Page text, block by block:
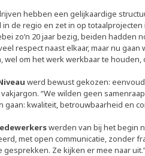
hebben een gelijkaardige
de regio en zet in op
zo’n 20 jaar bezig, beiden hadden
respect naast elkaar, maar nu
wel om het werk werkbaar te houden,
werd bewust gekozen:
“We wilden geen
gaan: kwaliteit, betrouwbaarheid en
werden van bij het begin
met open communicatie, zonder
gesprekken. Ze kijken er mee naar